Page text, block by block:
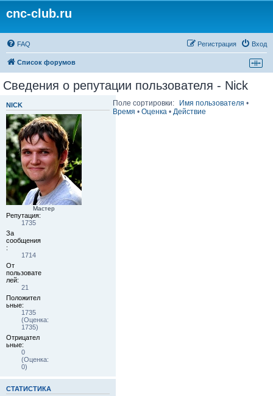
cnc-club.ru
FAQ Вход
Регистрация
Список форумов
Сведения о репутации пользователя - Nick
NICK
Мастер
Репутация:
1735
За
сообщения
:
1714
От
пользовате
лей:
21
Положител
ьные:
1735
(Оценка:
1735)
Отрицател
ьные:
0
(Оценка:
0)
СТАТИСТИКА
Поле сортировки: Имя пользователя •
Время • Оценка• Действие